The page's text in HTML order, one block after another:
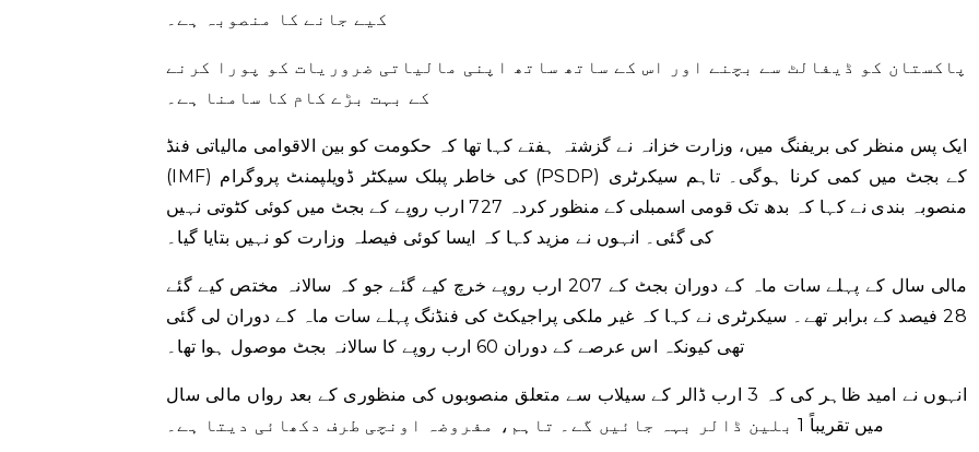
کیے جانے کا منصوبہ ہے۔
پاکستان کو ڈیفالٹ سے بچنے اور اس کے ساتھ ساتھ اپنی مالیاتی ضروریات کو پورا کرنے
کے بہت بڑے کام کا سامنا ہے۔
ایک پس منظر کی بریفنگ میں، وزارت خزانہ نے گزشتہ ہفتے کہا تھا کہ حکومت کو بین الاقوامی مالیاتی فنڈ
(IMF) کی خاطر پبلک سیکٹر ڈویلپمنٹ پروگرام (PSDP) کے بجٹ میں کمی کرنا ہوگی۔ تاہم سیکرٹری
منصوبہ بندی نے کہا کہ بدھ تک قومی اسمبلی کے منظور کردہ 727 ارب روپے کے بجٹ میں کوئی کٹوتی نہیں
کی گئی۔ انہوں نے مزید کہا کہ ایسا کوئی فیصلہ وزارت کو نہیں بتایا گیا۔
مالی سال کے پہلے سات ماہ کے دوران بجٹ کے 207 ارب روپے خرچ کیے گئے جو کہ سالانہ مختص کیے گئے
28 فیصد کے برابر تھے۔ سیکرٹری نے کہا کہ غیر ملکی پراجیکٹ کی فنڈنگ ​​پہلے سات ماہ کے دوران لی گئی
تھی کیونکہ اس عرصے کے دوران 60 ارب روپے کا سالانہ بجٹ موصول ہوا تھا۔
انہوں نے امید ظاہر کی کہ 3 ارب ڈالر کے سیلاب سے متعلق منصوبوں کی منظوری کے بعد رواں مالی سال
میں تقریباً 1 بلین ڈالر بہہ جائیں گے۔ تاہم، مفروضہ اونچی طرف دکھائی دیتا ہے۔